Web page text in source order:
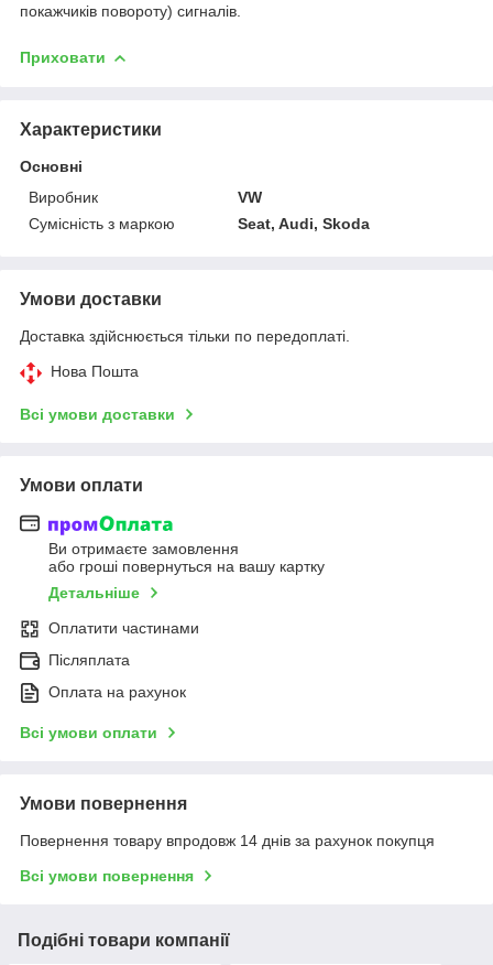
покажчиків повороту) сигналів.
Приховати
Характеристики
Основні
Виробник
VW
Сумісність з маркою
Seat, Audi, Skoda
Умови доставки
Доставка здійснюється тільки по передоплаті.
Нова Пошта
Всі умови доставки
Умови оплати
Ви отримаєте замовлення
або гроші повернуться на вашу картку
Детальніше
Оплатити частинами
Післяплата
Оплата на рахунок
Всі умови оплати
Умови повернення
Повернення товару впродовж 14 днів за рахунок покупця
Всі умови повернення
Подібні товари компанії